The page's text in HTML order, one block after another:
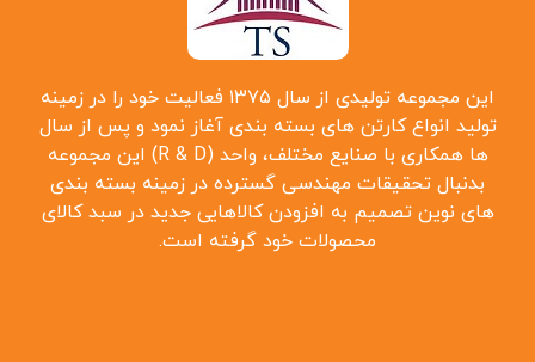
این مجموعه تولیدی از سال ۱۳۷۵ فعالیت خود را در زمینه
تولید انواع کارتن ‌های بسته بندی آغاز نمود و پس از سال
‌ها همکاری با صنایع مختلف، واحد (R & D) این مجموعه
بدنبال تحقیقات مهندسی گسترده در زمینه بسته بندی
‌های نوین تصمیم به افزودن کالاهایی جدید در سبد کالای
محصولات خود گرفته است.